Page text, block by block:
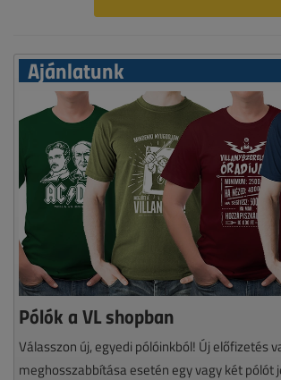
Ajánlatunk
Pólók a VL shopban
Válasszon új, egyedi pólóinkból! Új előfizetés
meghosszabbítása esetén egy vagy két pólót